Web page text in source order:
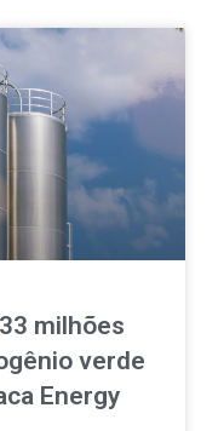
milhões
verde
Energy